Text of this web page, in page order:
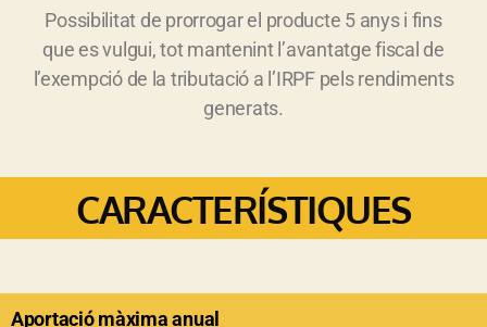
Possibilitat de prorrogar el producte 5 anys i fins
que es vulgui, tot mantenint l’avantatge fiscal de
l’exempció de la tributació a l’IRPF pels rendiments
generats.
CARACTERÍSTIQUES
Aportació màxima anual